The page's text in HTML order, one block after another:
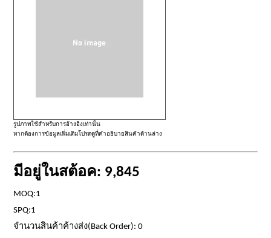
รูปภาพใช้สำหรับการอ้างอิงเท่านั้น
หากต้องการข้อมูลเพิ่มเติมโปรดดูที่คำอธิบายสินค้าด้านล่าง
มีอยู่ในสต้อค: 9,845
MOQ:1
SPQ:1
จำนวนสินค้าค้างส่ง(Back Order): 0